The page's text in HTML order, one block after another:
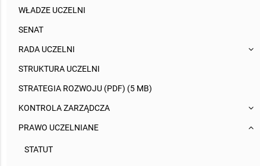
WŁADZE UCZELNI
SENAT
RADA UCZELNI
STRUKTURA UCZELNI
STRATEGIA ROZWOJU (PDF) (5 MB)
KONTROLA ZARZĄDCZA
PRAWO UCZELNIANE
STATUT